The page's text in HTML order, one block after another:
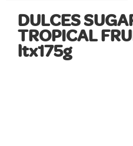
DULCES
TROPICAL
ltx175g